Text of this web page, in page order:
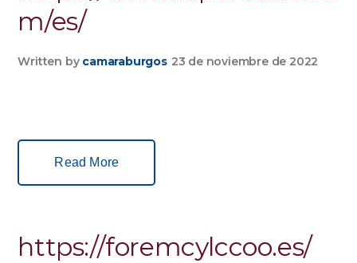
m/es/
Written by camaraburgos 23 de noviembre de 2022
Read More
https://foremcylccoo.es/